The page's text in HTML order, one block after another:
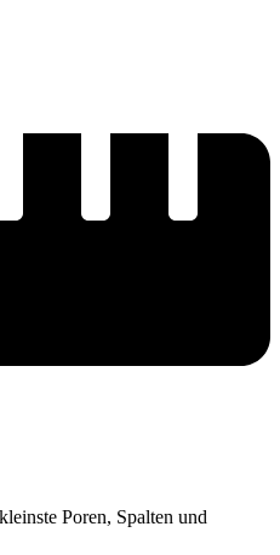
Poren, Spalten und